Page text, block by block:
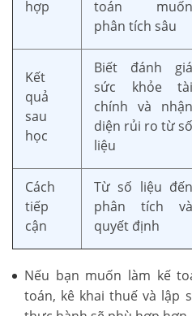
hợp
toán muốn
phân tích sâu
Kết
quả
sau
học
Biết đánh giá
sức khỏe tài
chính và nhận
diện rủi ro từ số
liệu
Cách
tiếp
cận
Từ số liệu đến
phân tích và
quyết định
Nếu bạn muốn làm kế
toán, kê khai thuế và lập